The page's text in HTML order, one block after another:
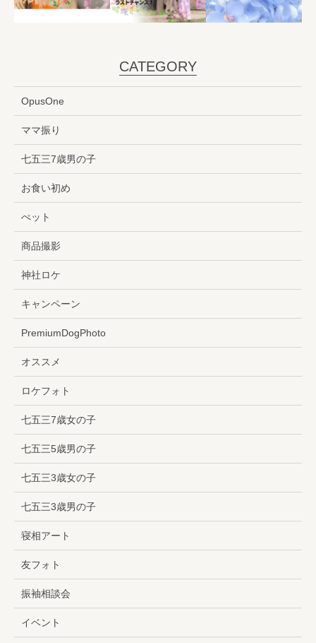
CATEGORY
OpusOne
ママ振り
七五三7歳男の子
お食い初め
ぺット
商品撮影
神社ロケ
キャンペーン
PremiumDogPhoto
オススメ
ロケフォト
七五三7歳女の子
七五三5歳男の子
七五三3歳女の子
七五三3歳男の子
寝相アート
友フォト
振袖相談会
イベント